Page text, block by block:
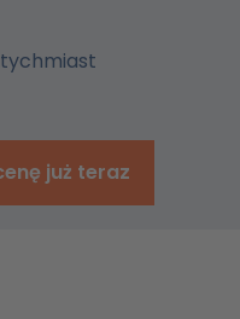
już teraz